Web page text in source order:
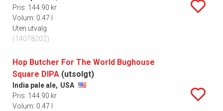
Pris: 144.90 kr
Volum: 0.47 l
Uten utvalg
(14078202)
Hop Butcher For The World Bughouse
Square DIPA (utsolgt)
India pale ale, USA
Pris: 144.90 kr
Volum: 0.47 l